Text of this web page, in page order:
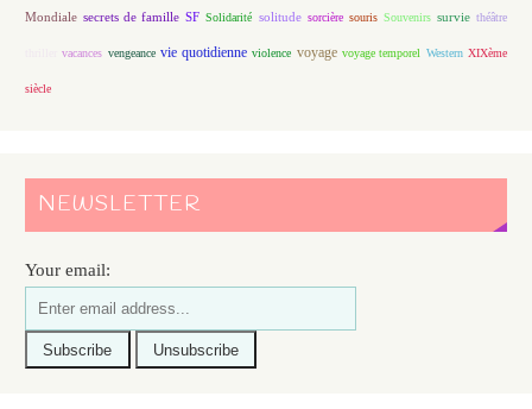
Mondiale secrets de famille SF Solidarité solitude sorcière souris Souvenirs survie théâtre
vacances vengeance vie quotidienne violence voyage voyage temporel Western XIXème
siècle
NEWSLETTER
Your email: